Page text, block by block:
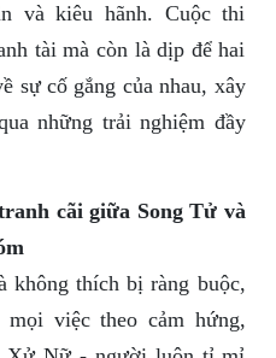
và kiêu hãnh. Cuộc thi
tài mà còn là dịp để hai
sự cố gắng của nhau, xây
những trải nghiệm đầy
cãi giữa Song Tử và
không thích bị ràng buộc,
việc theo cảm hứng,